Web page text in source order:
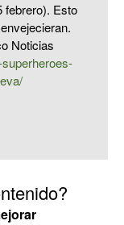
febrero). Esto
Noticias